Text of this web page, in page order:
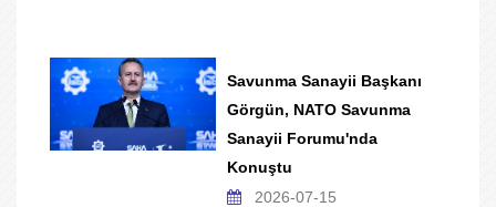
Savunma Sanayii Başkanı
Görgün, NATO Savunma
Sanayii Forumu'nda
Konuştu
2026-07-15